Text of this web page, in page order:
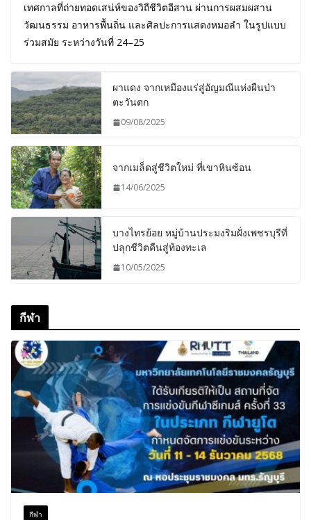
เทศกาลที่ถ่ายทอดเสน่ห์ของวิถีชีวิตอีสาน ผ่านการผสมผสาน
วัฒนธรรม อาหารพื้นถิ่น และศิลปะการแสดงหมอลำ ในรูปแบบ
ร่วมสมัย ระหว่างวันที่ 24–25
ผาแดง จากเหมืองแร่สู่อัญมณีแห่งผืนป่า
ตะวันตก
09/08/2025
จากเมล็ดสู่ชีวิตใหม่ ที่เขาหินซ้อน
14/06/2025
บางไทรย้อย หมู่บ้านประมงริมฝั่งเพชรบุรีที่
ปลุกชีวิตคืนสู่ท้องทะเล
10/05/2025
กีฬา
กีฬา